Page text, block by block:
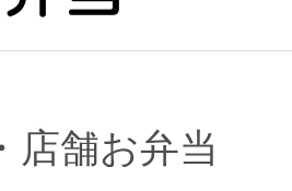
店舗お弁当